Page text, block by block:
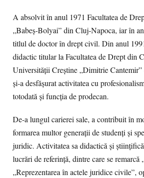
A absolvit în anul 1971 Facultatea de
„Babeș-Bolyai” din Cluj-Napoca, iar în
titlul de doctor în drept civil. Din anul
didactic titular la Facultatea de Drept din
Universității Creștine „Dimitrie
și-a desfășurat activitatea cu
totodată și funcția de prodecan.
De-a lungul carierei sale, a contribuit în
formarea multor generații de studenți și
juridic. Activitatea sa didactică și
lucrări de referință, dintre care se
„Reprezentarea în actele juridice civile”,